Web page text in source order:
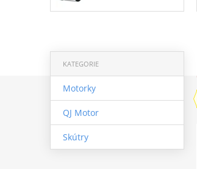
KATEGORIE
Motorky
QJ Motor
Skútry